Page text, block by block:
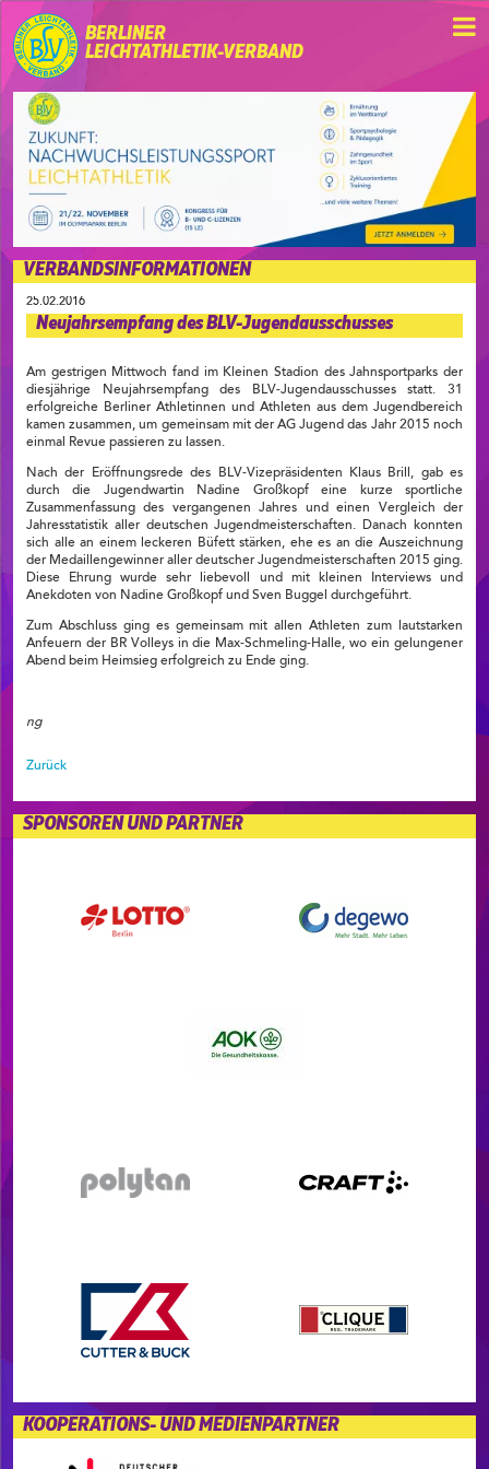
BERLINER
LEICHTATHLETIK-VERBAND
VERBANDSINFORMATIONEN
25.02.2016
Neujahrsempfang des BLV-Jugendausschusses
Am gestrigen Mittwoch fand im Kleinen Stadion des Jahnsportparks der
diesjährige Neujahrsempfang des BLV-Jugendausschusses statt. 31
erfolgreiche Berliner Athletinnen und Athleten aus dem Jugendbereich
kamen zusammen, um gemeinsam mit der AG Jugend das Jahr 2015 noch
einmal Revue passieren zu lassen.
Nach der Eröffnungsrede des BLV-Vizepräsidenten Klaus Brill, gab es
durch die Jugendwartin Nadine Großkopf eine kurze sportliche
Zusammenfassung des vergangenen Jahres und einen Vergleich der
Jahresstatistik aller deutschen Jugendmeisterschaften. Danach konnten
sich alle an einem leckeren Büfett stärken, ehe es an die Auszeichnung
der Medaillengewinner aller deutscher Jugendmeisterschaften 2015 ging.
Diese Ehrung wurde sehr liebevoll und mit kleinen Interviews und
Anekdoten von Nadine Großkopf und Sven Buggel durchgeführt.
Zum Abschluss ging es gemeinsam mit allen Athleten zum lautstarken
Anfeuern der BR Volleys in die Max-Schmeling-Halle, wo ein gelungener
Abend beim Heimsieg erfolgreich zu Ende ging.
ng
Zurück
SPONSOREN UND PARTNER
KOOPERATIONS- UND MEDIENPARTNER